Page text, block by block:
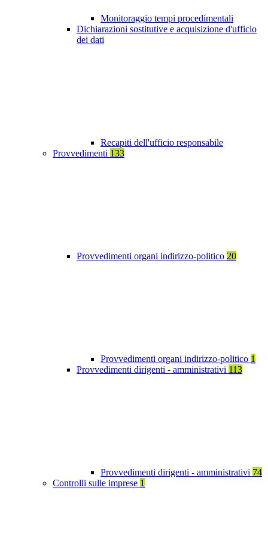
Monitoraggio tempi procedimentali
Dichiarazioni sostitutive e acquisizione d'ufficio
dei dati
Recapiti dell'ufficio responsabile
Provvedimenti 133
Provvedimenti organi indirizzo-politico 20
Provvedimenti organi indirizzo-politico 1
Provvedimenti dirigenti - amministrativi 113
Provvedimenti dirigenti - amministrativi 74
Controlli sulle imprese 1